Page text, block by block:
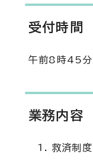
受付時間
午前8時45
業務内容
救済制